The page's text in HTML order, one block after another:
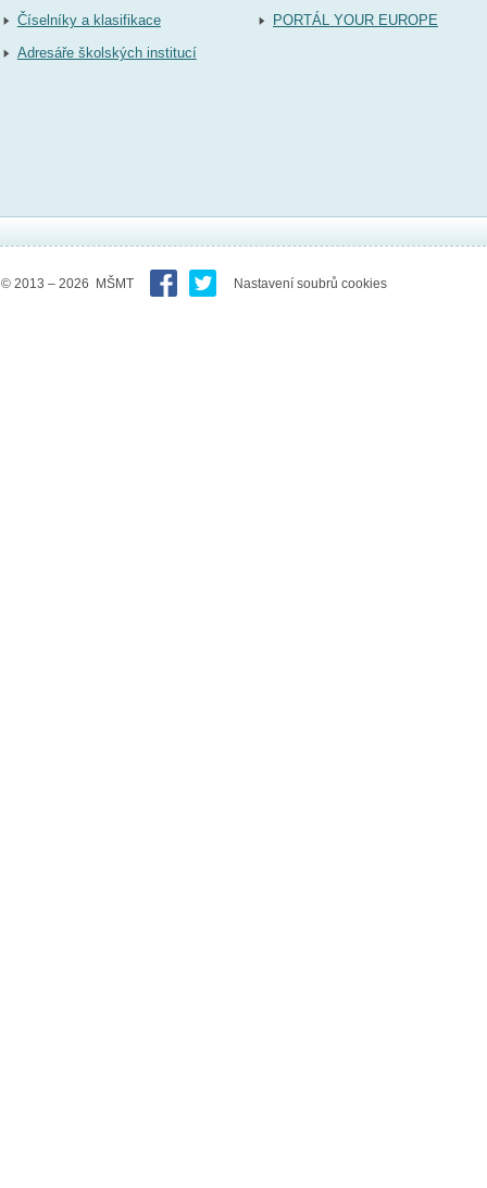
Číselníky a klasifikace
Adresáře školských institucí
PORTÁL YOUR EUROPE
© 2013 – 2026 MŠMT Nastavení soubrů cookies